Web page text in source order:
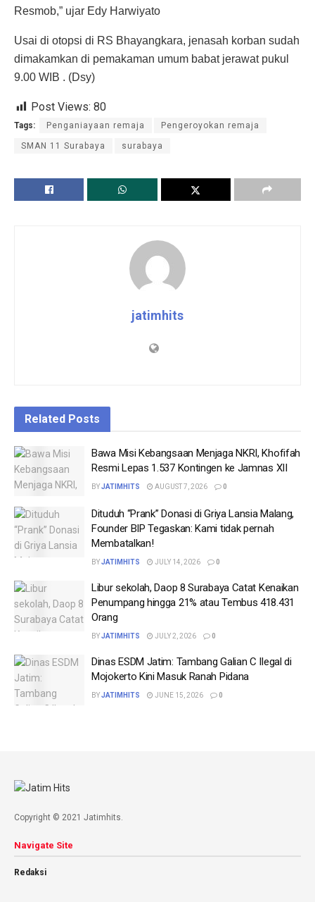
Resmob,” ujar Edy Harwiyato
Usai di otopsi di RS Bhayangkara, jenasah korban sudah
dimakamkan di pemakaman umum babat jerawat pukul
9.00 WIB . (Dsy)
Post Views: 80
Tags: Penganiayaan remaja Pengeroyokan remaja
SMAN 11 Surabaya surabaya
jatimhits
Related Posts
Bawa Misi Kebangsaan Menjaga NKRI, Khofifah
Resmi Lepas 1.537 Kontingen ke Jamnas XII
BYJATIMHITS AUGUST 7, 2026 0
Dituduh “Prank” Donasi di Griya Lansia Malang,
Founder BIP Tegaskan: Kami tidak pernah
Membatalkan!
BYJATIMHITS JULY 14, 2026 0
Libur sekolah, Daop 8 Surabaya Catat Kenaikan
Penumpang hingga 21% atau Tembus 418.431
Orang
BYJATIMHITS JULY 2, 2026 0
Dinas ESDM Jatim: Tambang Galian C Ilegal di
Mojokerto Kini Masuk Ranah Pidana
BYJATIMHITS JUNE 15, 2026 0
Copyright © 2021 Jatimhits.
Navigate Site
Redaksi